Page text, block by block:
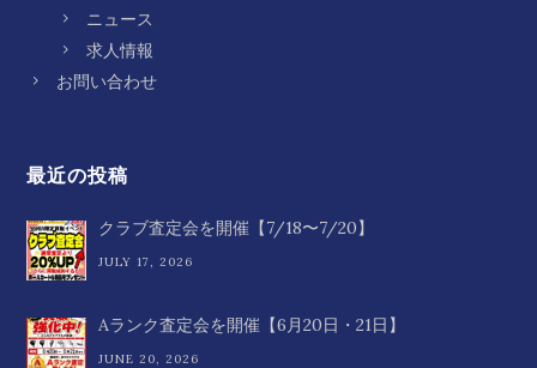
ニュース
求人情報
お問い合わせ
最近の投稿
クラブ査定会を開催【7/18〜7/20】
JULY 17, 2026
Aランク査定会を開催【6月20日・21日】
JUNE 20, 2026